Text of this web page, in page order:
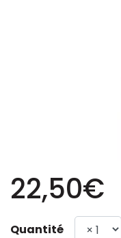
22,50€
Quantité